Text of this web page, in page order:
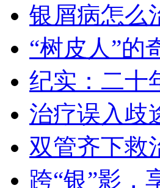
银屑病怎么
“树皮人”的
纪实：二十
治疗误入歧
双管齐下救
跨“银”影，